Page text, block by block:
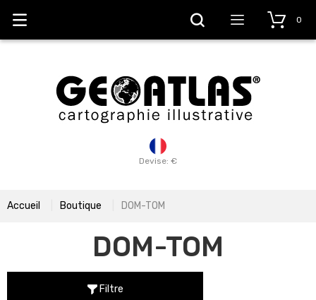
Devise: €
0
Accueil Boutique DOM-TOM
DOM-TOM
Filtre